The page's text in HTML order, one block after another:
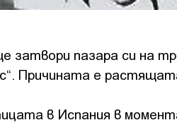
затвори пазара си на
Причината е
в Испания в